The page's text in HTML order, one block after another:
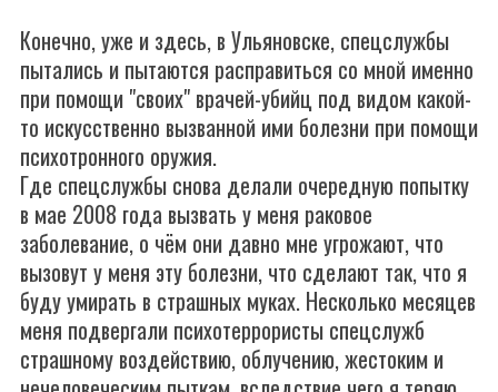
Конечно, уже и здесь, в Ульяновске, спецслужбы
пытались и пытаются расправиться со мной именно
при помощи "своих" врачей-убийц под видом какой-
то искусственно вызванной ими болезни при помощи
психотронного оружия.
Где спецслужбы снова делали очередную попытку
в мае 2008 года вызвать у меня раковое
заболевание, о чём они давно мне угрожают, что
вызовут у меня эту болезни, что сделают так, что я
буду умирать в страшных муках. Несколько месяцев
меня подвергали психотеррористы спецслужб
страшному воздействию, облучению, жестоким и